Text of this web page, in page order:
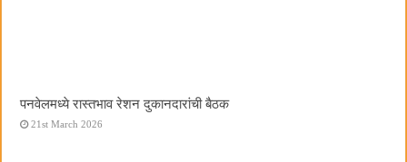
पनवेलमध्ये रास्तभाव रेशन दुकानदारांची बैठक
21st March 2026